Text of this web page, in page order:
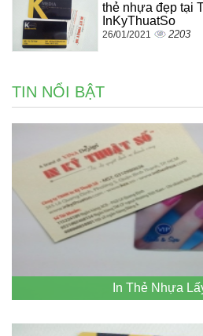
thẻ nhựa đẹp tại
InKyThuatSo
26/01/2021 2203
TIN NỔI BẬT
In Thẻ Nhựa